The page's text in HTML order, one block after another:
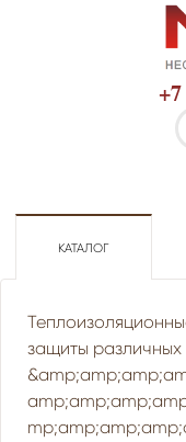
+7
КАТАЛОГ
защиты различных